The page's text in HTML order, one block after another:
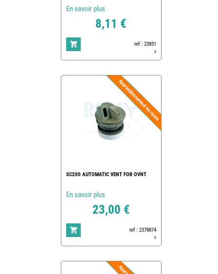
En savoir plus
8,11 €
ref : 23851
0
SC200 AUTOMATIC VENT FOR OVNT
En savoir plus
23,00 €
ref : 2378874
0